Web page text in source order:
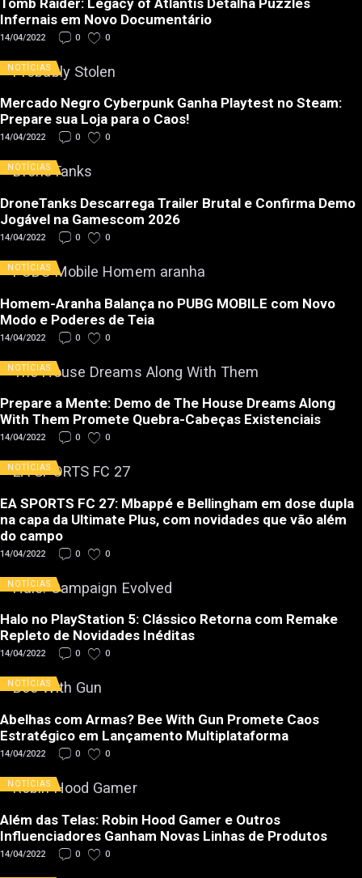
Infernais em Novo Documentário
14/04/2022 0 0
NOTÍCIAS
Mercado Negro Cyberpunk Ganha Playtest no Steam:
Prepare sua Loja para o Caos!
14/04/2022 0 0
NOTÍCIAS
DroneTanks Descarrega Trailer Brutal e Confirma Demo
Jogável na Gamescom 2026
14/04/2022 0 0
NOTÍCIAS
Homem-Aranha Balança no PUBG MOBILE com Novo
Modo e Poderes de Teia
14/04/2022 0 0
NOTÍCIAS
Prepare a Mente: Demo de The House Dreams Along
With Them Promete Quebra-Cabeças Existenciais
14/04/2022 0 0
NOTÍCIAS
EA SPORTS FC 27: Mbappé e Bellingham em dose dupla
na capa da Ultimate Plus, com novidades que vão além
do campo
14/04/2022 0 0
NOTÍCIAS
Halo no PlayStation 5: Clássico Retorna com Remake
Repleto de Novidades Inéditas
14/04/2022 0 0
NOTÍCIAS
Abelhas com Armas? Bee With Gun Promete Caos
Estratégico em Lançamento Multiplataforma
14/04/2022 0 0
NOTÍCIAS
Além das Telas: Robin Hood Gamer e Outros
Influenciadores Ganham Novas Linhas de Produtos
14/04/2022 0 0